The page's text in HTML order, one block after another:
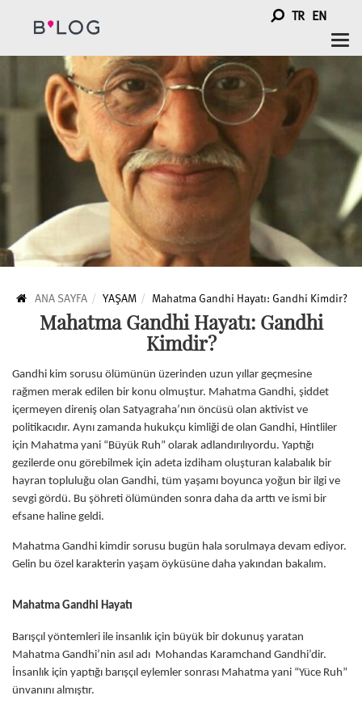
TR EN
ANA SAYFA YAŞAM Mahatma Gandhi Hayatı: Gandhi Kimdir?
Mahatma Gandhi Hayatı: Gandhi
Kimdir?
Gandhi kim sorusu ölümünün üzerinden uzun yıllar geçmesine
rağmen merak edilen bir konu olmuştur. Mahatma Gandhi, şiddet
içermeyen direniş olan Satyagraha’nın öncüsü olan aktivist ve
politikacıdır. Aynı zamanda hukukçu kimliği de olan Gandhi, Hintliler
için Mahatma yani “Büyük Ruh” olarak adlandırılıyordu. Yaptığı
gezilerde onu görebilmek için adeta izdiham oluşturan kalabalık bir
hayran topluluğu olan Gandhi, tüm yaşamı boyunca yoğun bir ilgi ve
sevgi gördü. Bu şöhreti ölümünden sonra daha da arttı ve ismi bir
efsane haline geldi.
Mahatma Gandhi kimdir sorusu bugün hala sorulmaya devam ediyor.
Gelin bu özel karakterin yaşam öyküsüne daha yakından bakalım.
Mahatma Gandhi Hayatı
Barışçıl yöntemleri ile insanlık için büyük bir dokunuş yaratan
Mahatma Gandhi’nin asıl adı Mohandas Karamchand Gandhi’dir.
İnsanlık için yaptığı barışçıl eylemler sonrası Mahatma yani “Yüce Ruh”
ünvanını almıştır.